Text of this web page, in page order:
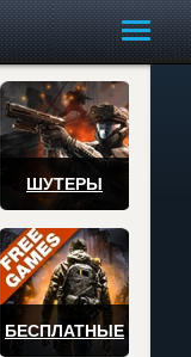
ШУТЕРЫ
БЕСПЛАТНЫЕ